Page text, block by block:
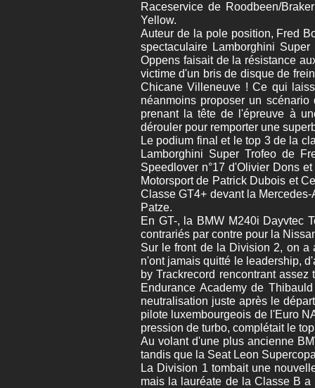
Raceservice de Roodbeen/
Yellow.
Auteur de la pole position, Fred
spectaculaire Lamborghini
Oppens faisait de la résistance
victime d'un bris de disque de
Chicane Villeneuve ! Ce qui
néanmoins proposer un
prenant la tête de l'épreuve à
dérouler pour remporter une
Le podium final et le top 3 de la
Lamborghini Super Trofeo de
Speedlover n°17 d'Olivier Dons
Motorsport de Patrick Dubois et
Classe GT4+ devant la
Patze.
En GT-, la BMW M240i Dayvtec
contrariés par contre pour la
Sur le front de la Division 2, on
n'ont jamais quitté le leadership,
by Trackrecord rencontrant
Endurance Academy de
neutralisation juste après le
pilote luxembourgeois de l'Euro
pression de turbo, complétait le
Au volant d'une plus ancienne
tandis que la Seat Leon
La Division 1 tombait une
mais la lauréate de la Classe B